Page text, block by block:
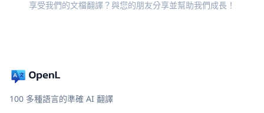
享受我們的文檔翻譯？與您的朋友分享並幫助我們成長！
100 多種語言的準確 AI 翻譯